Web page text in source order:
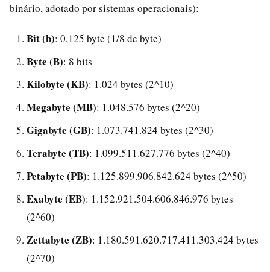
binário, adotado por sistemas operacionais):
Bit (b): 0,125 byte (1/8 de byte)
Byte (B): 8 bits
Kilobyte (KB): 1.024 bytes (2^10)
Megabyte (MB): 1.048.576 bytes (2^20)
Gigabyte (GB): 1.073.741.824 bytes (2^30)
Terabyte (TB): 1.099.511.627.776 bytes (2^40)
Petabyte (PB): 1.125.899.906.842.624 bytes (2^50)
Exabyte (EB): 1.152.921.504.606.846.976 bytes
(2^60)
Zettabyte (ZB): 1.180.591.620.717.411.303.424 bytes
(2^70)